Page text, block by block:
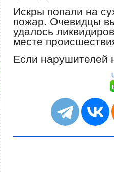
Искры попали на
пожар. Очевидцы
удалось
месте
Если нарушителей